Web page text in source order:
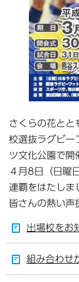
さくらの花とと
校選抜ラグビー
ツ文化公園で開
４月8日（日曜
連覇をはたしま
皆さんの熱い声
出場校をお
組み合わせ